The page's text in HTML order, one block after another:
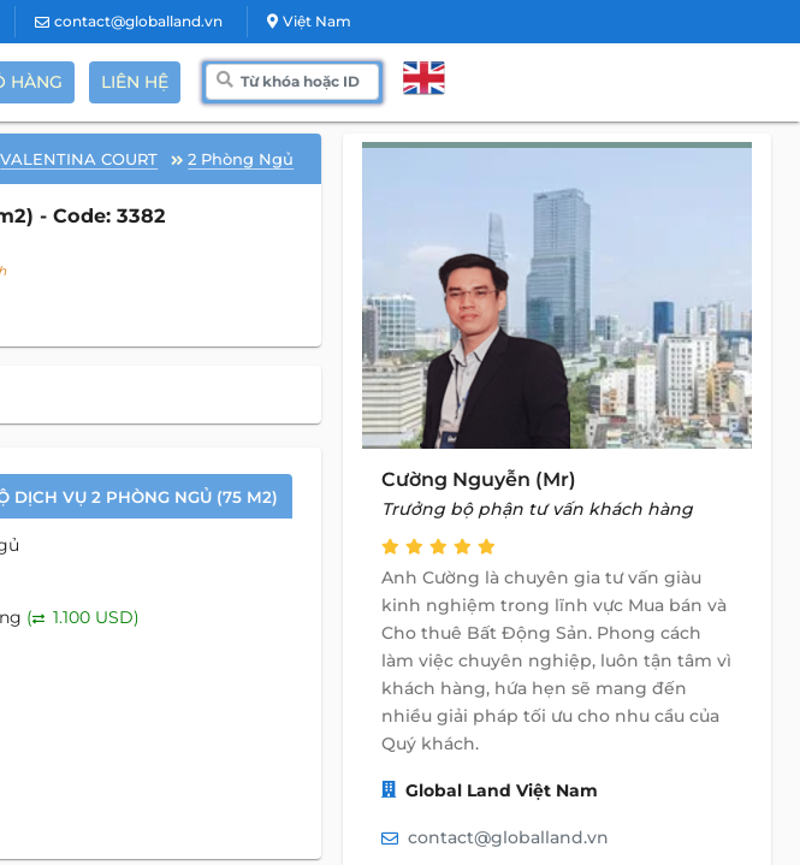
contact@globalland.vn Việt Nam
HÀNG LIÊN HỆ
VALENTINA COURT 2 Phòng Ngủ
- Code: 3382
DỊCH VỤ 2 PHÒNG NGỦ (75 M2)
( 1.100 USD)
Cường Nguyễn (Mr)
Trưởng bộ phận tư vấn khách hàng
Anh Cường là chuyên gia tư vấn giàu
kinh nghiệm trong lĩnh vực Mua bán và
Cho thuê Bất Động Sản. Phong cách
làm việc chuyên nghiệp, luôn tận tâm vì
khách hàng, hứa hẹn sẽ mang đến
nhiều giải pháp tối ưu cho nhu cầu của
Quý khách.
Global Land Việt Nam
contact@globalland.vn